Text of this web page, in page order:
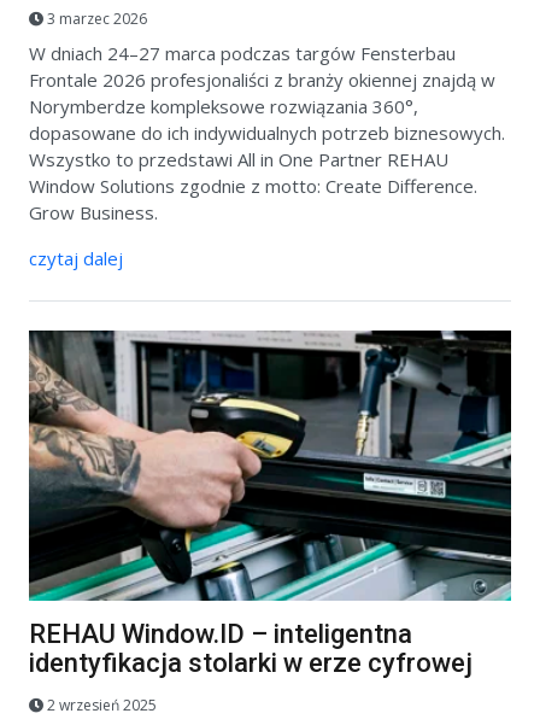
3 marzec 2026
W dniach 24–27 marca podczas targów Fensterbau
Frontale 2026 profesjonaliści z branży okiennej znajdą w
Norymberdze kompleksowe rozwiązania 360°,
dopasowane do ich indywidualnych potrzeb biznesowych.
Wszystko to przedstawi All in One Partner REHAU
Window Solutions zgodnie z motto: Create Difference.
Grow Business.
czytaj dalej
REHAU Window.ID – inteligentna
identyfikacja stolarki w erze cyfrowej
2 wrzesień 2025